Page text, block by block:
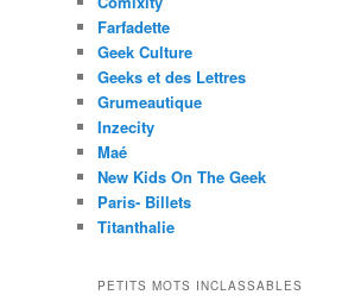
Farfadette
Geek Culture
Geeks et des Lettres
Grumeautique
Inzecity
Maé
New Kids On The Geek
Paris- Billets
Titanthalie
PETITS MOTS INCLASSABLES